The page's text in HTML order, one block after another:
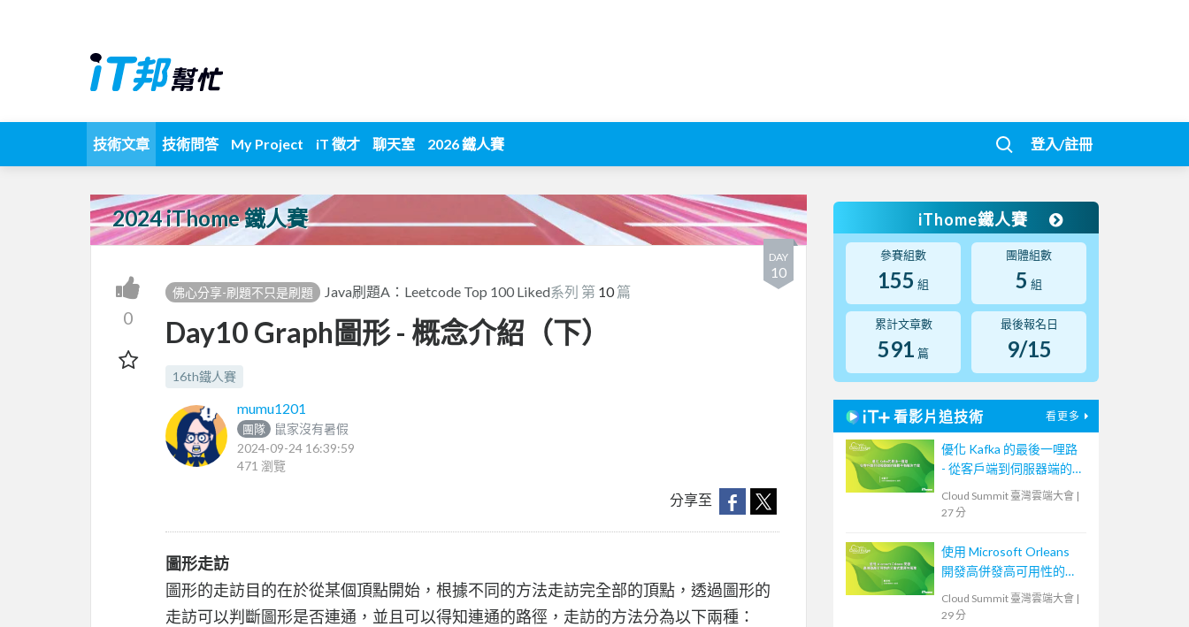
技術文章 技術問答 My Project iT 徵才 聊天室 2026 鐵人賽 登入/註冊
2024 iThome 鐵人賽
DAY
10
0
佛心分享-刷題不只是刷題 Java刷題A：Leetcode Top 100 Liked系列 第 10篇
Day10 Graph圖形 - 概念介紹（下）
16th鐵人賽
mumu1201
團隊
鼠家沒有暑假
2024-09-24 16:39:59
471 瀏覽
分享至
圖形走訪
圖形的走訪目的在於從某個頂點開始，根據不同的方法走訪完全部的頂點，透過圖形的
走訪可以判斷圖形是否連通，並且可以得知連通的路徑，走訪的方法分為以下兩種：
iThome鐵人賽
參賽組數
155 組
團體組數
5 組
累計文章數
591 篇
最後報名日
9/15
看影片追技術 看更多
優化 Kafka 的最後一哩路
- 從客戶端到伺服器端的
負載平衡解決方案
Cloud Summit 臺灣雲端大會 |
27 分
使用 Microsoft Orleans
開發高併發高可用性的分
散式雲原生服務
Cloud Summit 臺灣雲端大會 |
29 分